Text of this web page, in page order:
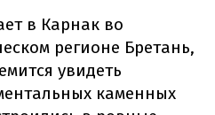
в Карнак во
регионе Бретань,
увидеть
каменных